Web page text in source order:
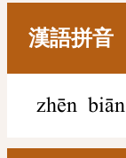
漢語拼音
zhēn biān